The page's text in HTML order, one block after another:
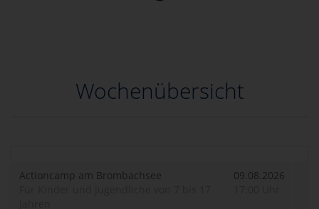
Wochenübersicht
Actioncamp am Brombachsee
09.08.2026